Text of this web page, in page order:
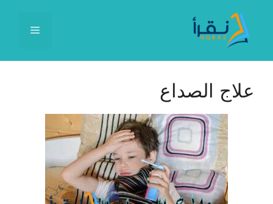
المحتوى
القائمة
علاج الصداع